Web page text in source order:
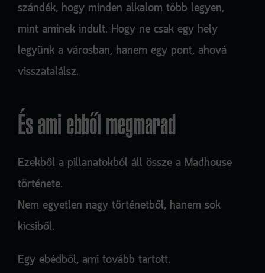
szándék, hogy minden alkalom több legyen,
mint aminek indult. Hogy ne csak egy hely
legyünk a városban, hanem egy pont, ahová
visszatalálsz.
És ami ebből megmarad
Ezekből a pillanatokból áll össze a Madhouse
története.
Nem egyetlen nagy történetből, hanem sok
kicsiből.
Egy ebédből, ami tovább tartott.